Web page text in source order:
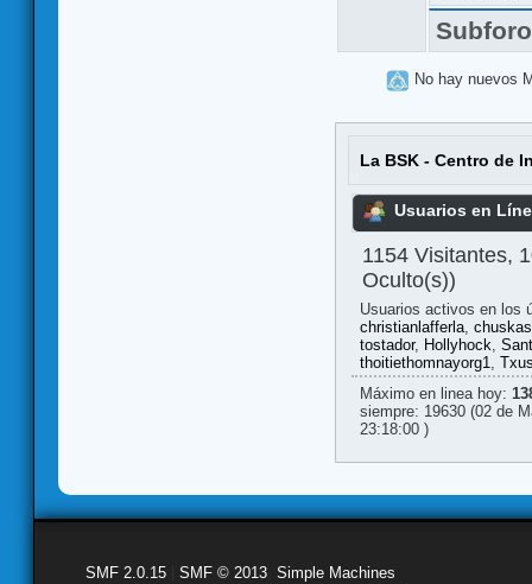
No hay nuevos
La BSK - Centro de
Usuarios en
1154 Visitantes,
Oculto(s))
Usuarios activos en los
christianlafferla, chuskas
tostador, Hollyhock,
thoitiethomnayorg1,
Máximo en linea hoy:
siempre: 19630 (02 de
23:18:00 )
SMF 2.0.15 SMF © 2013 Simple Machines